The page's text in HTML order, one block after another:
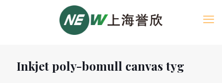
Inkjet poly-bomull canvas tyg